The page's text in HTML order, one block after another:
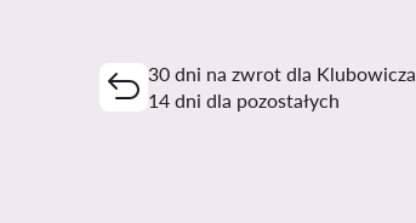
30 dni na zwrot dla Klubowicza
14 dni dla pozostałych